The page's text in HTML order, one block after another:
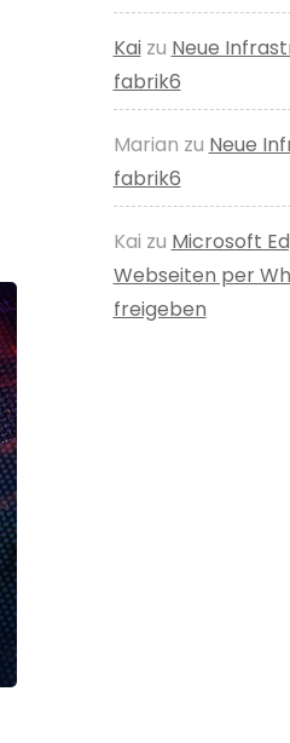
Kaizu Neue
fabrik6
Marian zu Neue
fabrik6
Kai zu Microsoft
Webseiten per
freigeben